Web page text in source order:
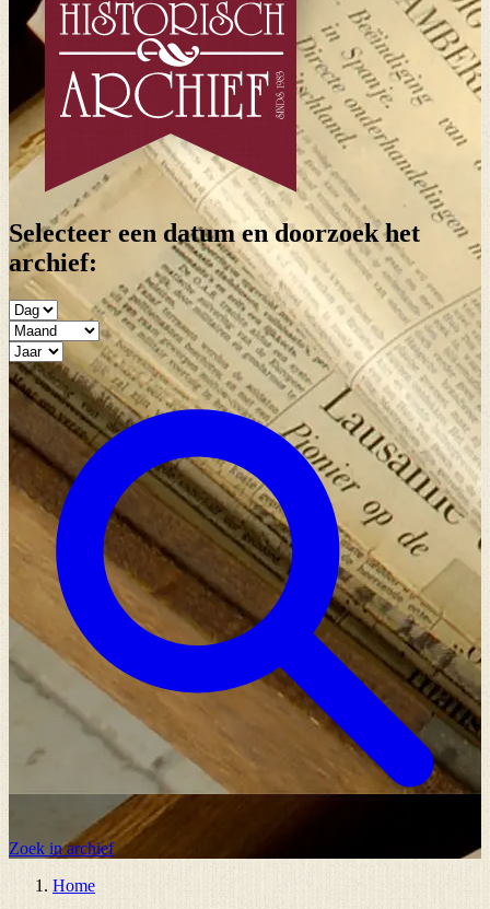
Selecteer een datum en doorzoek het
archief:
Zoek in archief
Home